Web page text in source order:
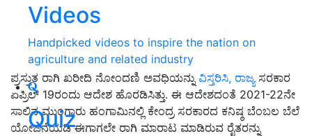
Videos
Handpicked videos to inspire the nation on
agriculture and related industry
Quiz
ಪ್ರಸ್ತುತ ರಾಗಿ ಖರೀದಿ ನೋಂದಣಿ ಅವಧಿಯನ್ನು ವಿಸ್ತರಿಸಿ, ರಾಜ್ಯಸರಕಾರ
ಏಪ್ರಿಲ್‌ 19ರಂದು ಆದೇಶ ಹೊರಡಿಸಿತ್ತು. ಈ ಆದೇಶದಂತೆ 2021-22ನೇ
ಸಾಲಿನ ಮುಂಗಾರು ಹಂಗಾಮಿನಲ್ಲಿ ಕೇಂದ್ರ ಸರಕಾರದ ಕನಿಷ್ಠ ಬೆಂಬಲ ಬೆಲೆ
ಯೋಜನೆಯಡಿ ಈಗಾಗಲೇ ರಾಗಿ ಮಾರಾಟ ಮಾಡಿರುವ ರೈತರನ್ನು